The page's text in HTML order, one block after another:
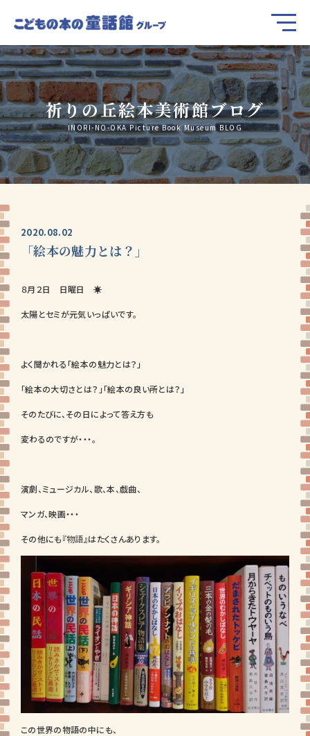
祈りの丘絵本美術館ブログ
INORI-NO-OKA Picture Book Museum BLOG
2020.08.02
「絵本の魅力とは？」
８月２日 日曜日 ☀
太陽とセミが元気いっぱいです。
よく聞かれる「絵本の魅力とは？」
「絵本の大切さとは？」「絵本の良い所とは？」
そのたびに、その日によって答え方も
変わるのですが・・・。
演劇、ミュージカル、歌、本、戯曲、
マンガ、映画・・・
その他にも『物語』はたくさんあります。
この世界の物語の中にも、